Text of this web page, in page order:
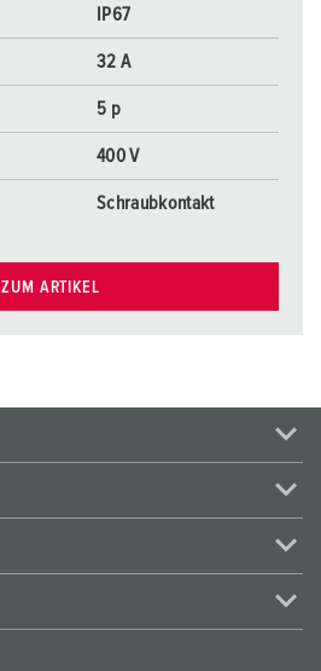
IP67
32 A
5 p
400 V
Schraubkontakt
ZUM ARTIKEL